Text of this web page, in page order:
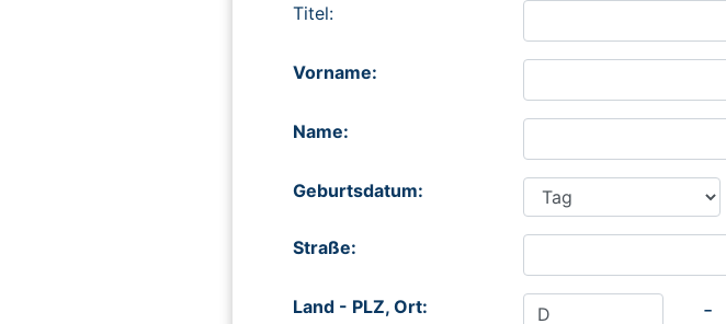
Titel:
Vorname:
Name:
Geburtsdatum:
Straße:
Land - PLZ, Ort: -